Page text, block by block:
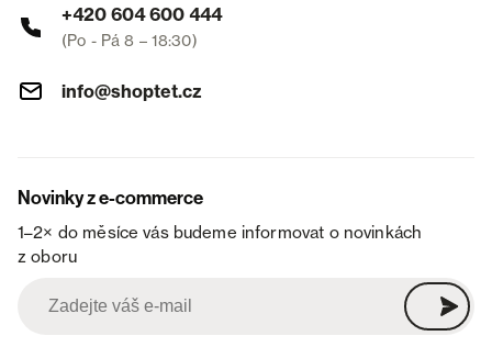
+420 604 600 444
(Po - Pá 8 – 18:30)
info@shoptet.cz
Novinky z e-commerce
1–2× do měsíce vás budeme informovat o novinkách
z oboru